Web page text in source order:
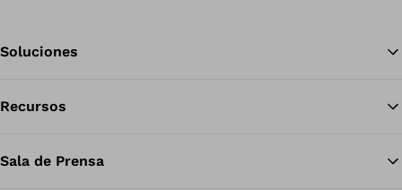
Soluciones
Recursos
Sala de Prensa